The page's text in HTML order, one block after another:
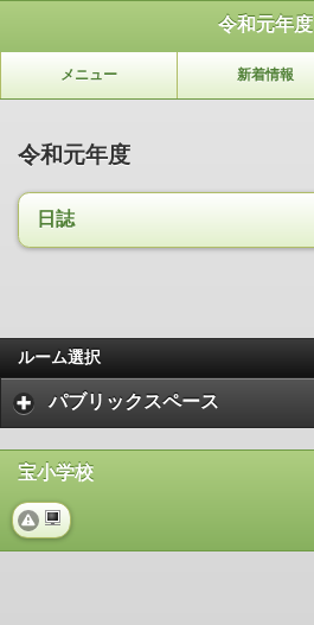
令和元年度
メニュー 新着情報
令和元年度
日誌
ルーム選択
パブリックスペース
宝小学校